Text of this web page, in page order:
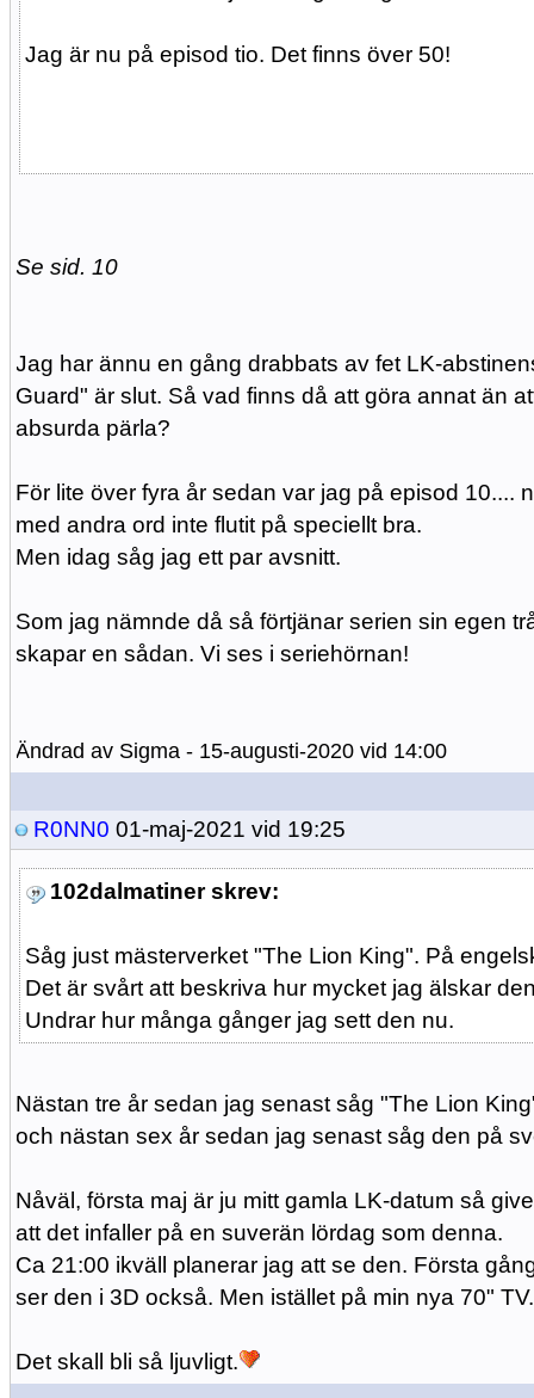
Jag är nu på episod tio. Det finns över 50!
Se sid. 10
Jag har ännu en gång drabbats av fet LK-
Guard" är slut. Så vad finns då att göra annat än
absurda pärla?
För lite över fyra år sedan var jag på episod 10....
med andra ord inte flutit på speciellt bra.
Men idag såg jag ett par avsnitt.
Som jag nämnde då så förtjänar serien sin egen
skapar en sådan. Vi ses i seriehörnan!
Ändrad av Sigma - 15-augusti-2020 vid 14:00
R0NN0 01-maj-2021 vid 19:25
102dalmatiner skrev:
Såg just mästerverket "The Lion King". På
Det är svårt att beskriva hur mycket jag älskar
Undrar hur många gånger jag sett den nu.
Nästan tre år sedan jag senast såg "The Lion
och nästan sex år sedan jag senast såg den på
Nåväl, första maj är ju mitt gamla LK-datum så
att det infaller på en suverän lördag som denna.
Ca 21:00 ikväll planerar jag att se den. Första
ser den i 3D också. Men istället på min nya 70" TV.
Det skall bli så ljuvligt.